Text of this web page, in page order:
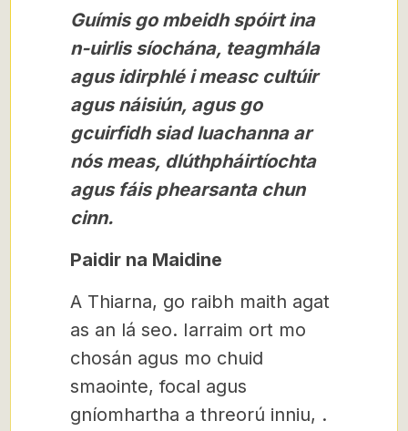
Guímis go mbeidh spóirt ina
n-uirlis síochána, teagmhála
agus idirphlé i measc cultúir
agus náisiún, agus go
gcuirfidh siad luachanna ar
nós meas, dlúthpháirtíochta
agus fáis phearsanta chun
cinn.
Paidir na Maidine
A Thiarna, go raibh maith agat
as an lá seo. Iarraim ort mo
chosán agus mo chuid
smaointe, focal agus
gníomhartha a threorú inniu, .